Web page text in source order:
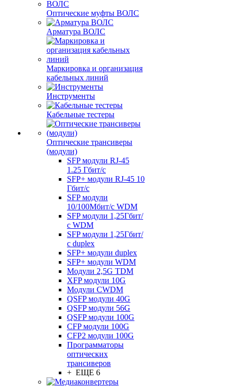
Оптические муфты ВОЛС
Арматура ВОЛС
Маркировка и организация
кабельных линий
Инструменты
Кабельные тестеры
Оптические трансиверы
(модули)
SFP модули RJ-45
1.25 Гбит/c
SFP+ модули RJ-45 10
Гбит/c
SFP модули
10/100Мбит/с WDM
SFP модули 1,25Гбит/
с WDM
SFP модули 1,25Гбит/
с duplex
SFP+ модули duplex
SFP+ модули WDM
Модули 2,5G TDM
XFP модули 10G
Модули CWDM
QSFP модули 40G
QSFP модули 56G
QSFP модули 100G
CFP модули 100G
CFP2 модули 100G
Программаторы
оптических
трансиверов
+ ЕЩЕ 6